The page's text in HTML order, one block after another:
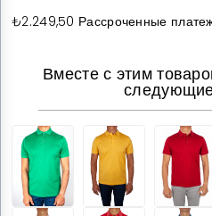
₺2.249,50 Рассроченные
Вместе с этим